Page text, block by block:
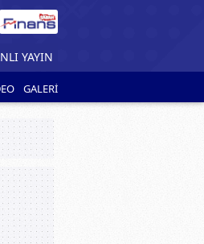
YAYIN
GALERİ